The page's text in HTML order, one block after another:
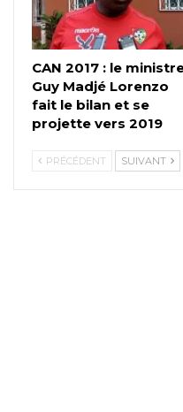
CAN 2017 : le
Guy Madjé Lorenzo
fait le bilan et se
projette vers 2019
PRÉCÉDENT SUIVANT